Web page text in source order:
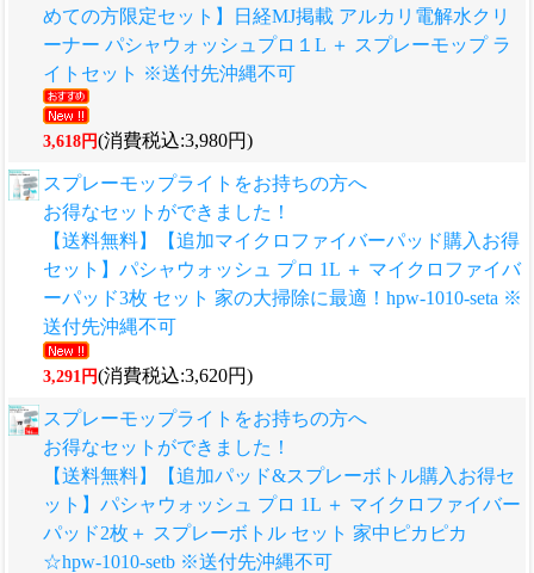
めての方限定セット】日経MJ掲載 アルカリ電解水クリ
ーナー パシャウォッシュプロ１L ＋ スプレーモップ ラ
イトセット ※送付先沖縄不可
3,618円(消費税込:3,980円)
スプレーモップライトをお持ちの方へ
お得なセットができました！
【送料無料】【追加マイクロファイバーパッド購入お得
セット】パシャウォッシュ プロ 1L ＋ マイクロファイバ
ーパッド3枚 セット 家の大掃除に最適！hpw-1010-seta ※
送付先沖縄不可
3,291円(消費税込:3,620円)
スプレーモップライトをお持ちの方へ
お得なセットができました！
【送料無料】【追加パッド&スプレーボトル購入お得セ
ット】パシャウォッシュ プロ 1L ＋ マイクロファイバー
パッド2枚＋ スプレーボトル セット 家中ピカピカ
☆hpw-1010-setb ※送付先沖縄不可